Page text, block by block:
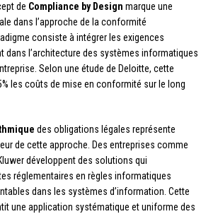
de Compliance by Design marque une
dans l’approche de la conformité
consiste à intégrer les exigences
dans l’architecture des systèmes informatiques
Selon une étude de Deloitte, cette
les coûts de mise en conformité sur le long
des obligations légales représente
de cette approche. Des entreprises comme
développent des solutions qui
réglementaires en règles informatiques
dans les systèmes d’information. Cette
une application systématique et uniforme des